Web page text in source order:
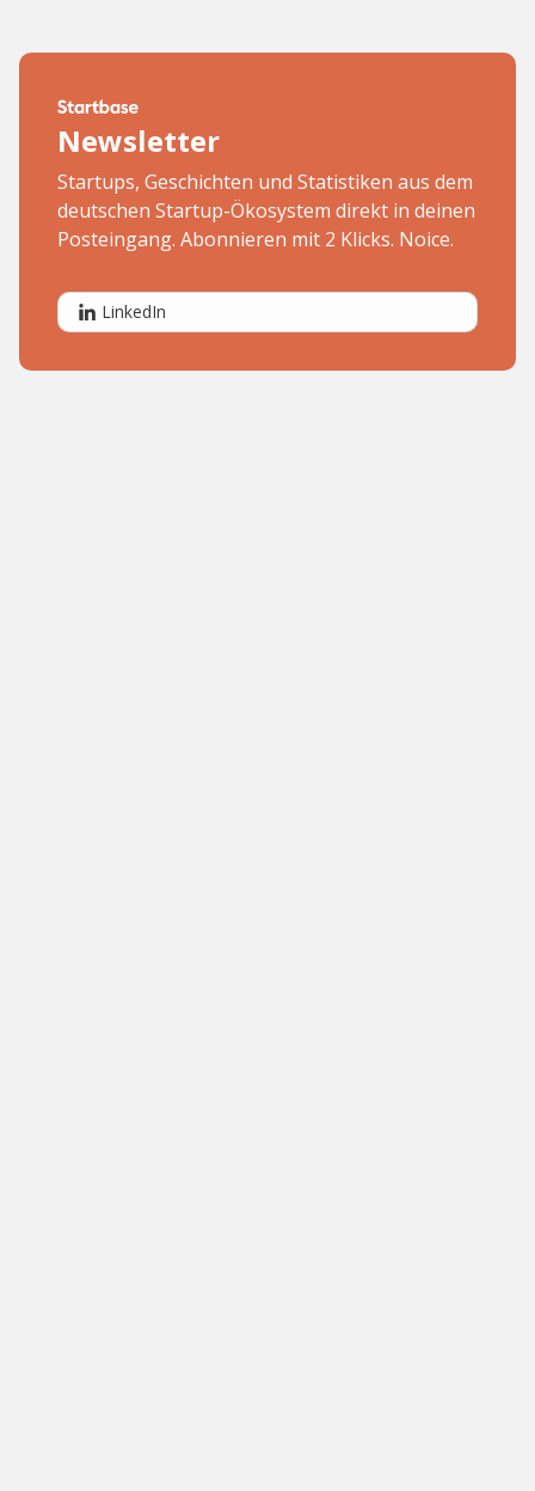
Newsletter
Startups, Geschichten und Statistiken aus dem
deutschen Startup-Ökosystem direkt in deinen
Posteingang. Abonnieren mit 2 Klicks. Noice.
LinkedIn